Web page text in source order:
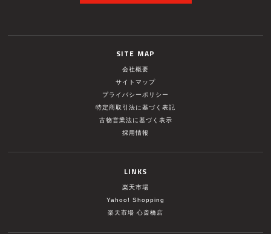
SITE MAP
会社概要
サイトマップ
プライバシーポリシー
特定商取引法に基づく表記
古物営業法に基づく表示
採用情報
LINKS
楽天市場
Yahoo! Shopping
楽天市場 心斎橋店